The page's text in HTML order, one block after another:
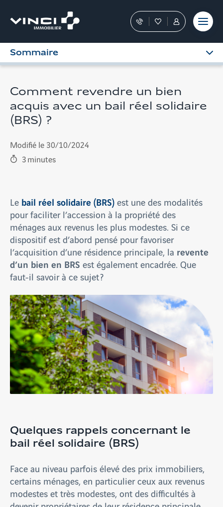
contenu
moment
Nos
conseillers
vous
dans
FavorisTous
les
services
dans
Personnel
Sommaire
Comment revendre un bien
acquis avec un bail réel solidaire
(BRS) ?
Modifié le 30/10/2024
3minutes
Le bail réel solidaire (BRS)est une des modalités
pour faciliter l’accession à la propriété des
ménages aux revenus les plus modestes. Si ce
dispositif est d’abord pensé pour favoriser
l’acquisition d’une résidence principale, la revente
d’un bien en BRS est également encadrée. Que
faut-il savoir à ce sujet ?
Quelques rappels concernant le
bail réel solidaire (BRS)
Face au niveau parfois élevé des prix immobiliers,
certains ménages, en particulier ceux aux revenus
modestes et très modestes, ont des difficultés à